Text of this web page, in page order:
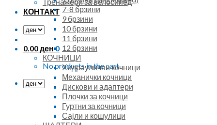
КОНТАКТ
0.00 ден 0
No products in the cart.
7-8 брзини
9 брзини
10 брзини
11 брзини
12 брзини
КОЧНИЦИ
Хидраулични кочници
Механички кочници
Дискови и адаптери
Плочки за кочници
Гуртни за кочници
Сајли и кошулици